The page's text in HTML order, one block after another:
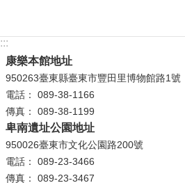
為
民
服
白
皮
書
政
:::
康樂本館地址
950263臺東縣臺東市豐田里博物館路1號
電話： 089-38-1166
傳真： 089-38-1199
卑南遺址公園地址
950026臺東市文化公園路200號
電話： 089-23-3466
傳真： 089-23-3467